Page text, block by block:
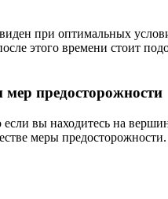
при оптимальных
этого времени стоит
предосторожности
вы находитесь на
меры